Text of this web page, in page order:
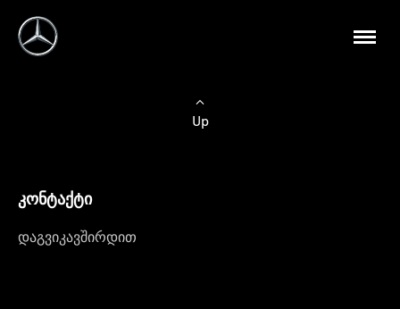
Up
კონტაქტი
დაგვიკავშირდით